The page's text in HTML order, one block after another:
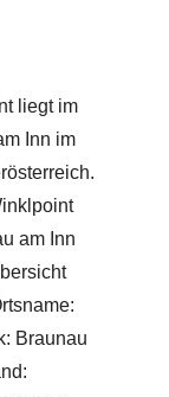
liegt im
Inn im
am Inn
Braunau